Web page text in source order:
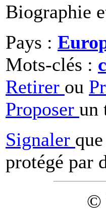
Biographie
Pays :
Mots-clés :
Retirer ou
Proposer un
Signaler
protégé par
©